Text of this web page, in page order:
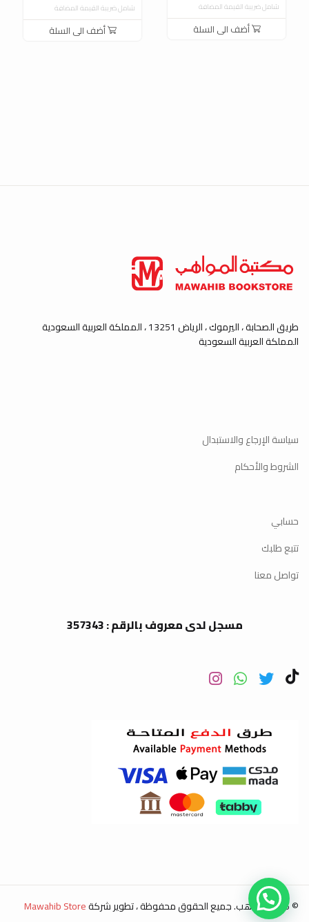
شامل ضريبة القيمة المضافة
أضف الى السلة
شامل ضريبة القيمة المضافة
أضف الى السلة
طريق الصحابة ، اليرموك ، الرياض 13251 ، المملكة العربية السعودية
المملكة العربية السعودية
سياسة الإرجاع والاستبدال
الشروط والأحكام
حسابي
تتبع طلبك
تواصل معنا
مسجل لدى معروف بالرقم : 357343
© 2026 مواهب. جميع الحقوق محفوظة ، تطوير شركة Mawahib Store